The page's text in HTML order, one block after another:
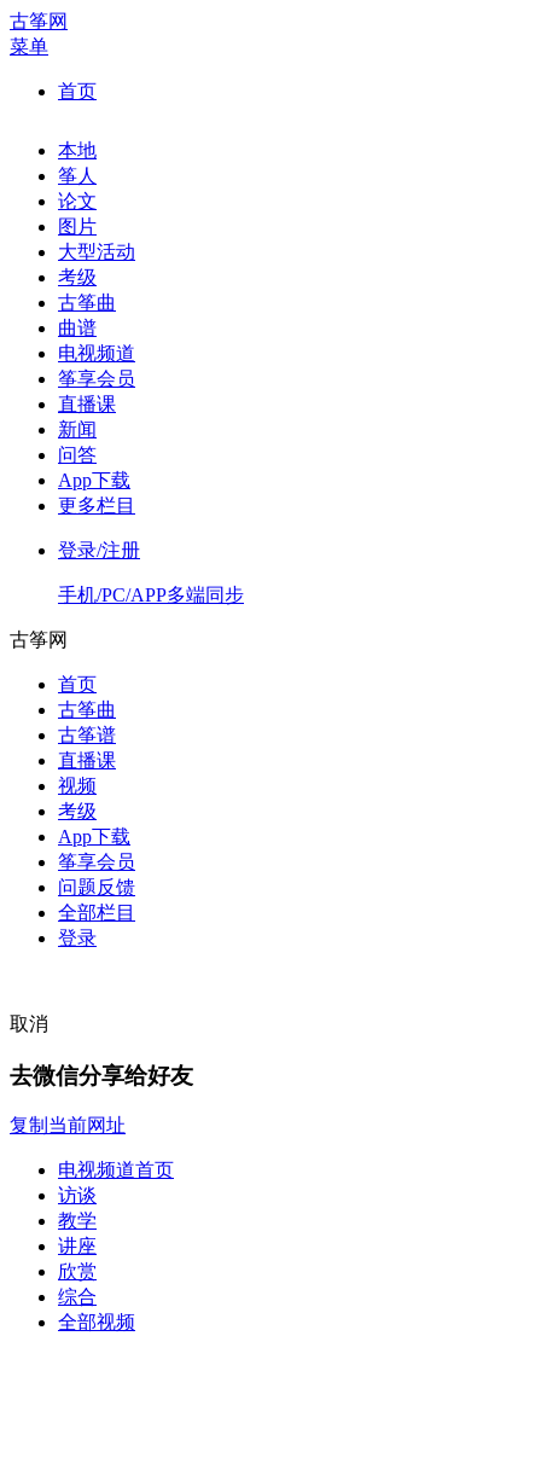
古筝网
菜单
首页
本地
筝人
论文
图片
大型活动
考级
古筝曲
曲谱
电视频道
筝享会员
直播课
新闻
问答
App下载
更多栏目
登录/注册
手机/PC/APP多端同步
古筝网
首页
古筝曲
古筝谱
直播课
视频
考级
App下载
筝享会员
问题反馈
全部栏目
登录
取消
去微信分享给好友
复制当前网址
电视频道首页
访谈
教学
讲座
欣赏
综合
全部视频